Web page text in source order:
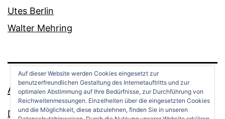
Utes Berlin
Walter Mehring
ANDREAS OPPERMANN
Datenschutz
Auf dieser Website werden Cookies eingesetzt zur
benutzerfreundlichen Gestaltung des Internetauftritts und zur
optimalen Abstimmung auf Ihre Bedürfnisse, zur Durchführung von
Reichweitenmessungen. Einzelheiten über die eingesetzten Cookies
und die Möglichkeit, diese abzulehnen, finden Sie in unseren